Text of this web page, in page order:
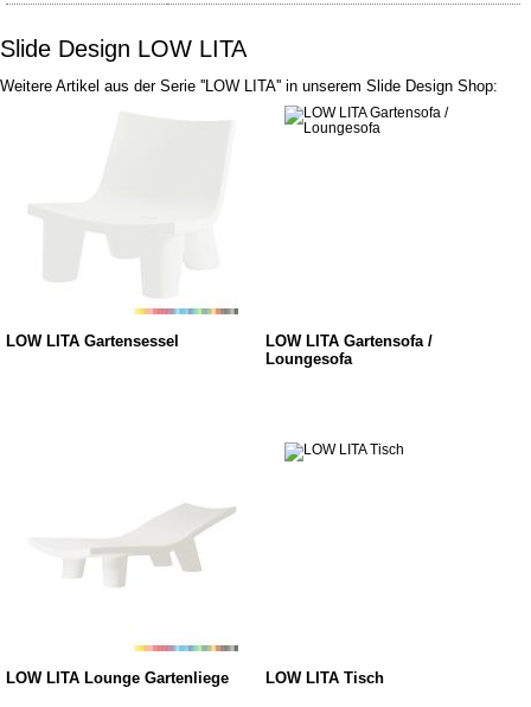
Slide Design LOW LITA
Weitere Artikel aus der Serie ''LOW LITA'' in unserem Slide Design Shop:
LOW LITA Gartensessel
LOW LITA Gartensofa /
Loungesofa
LOW LITA Lounge Gartenliege LOW LITA Tisch